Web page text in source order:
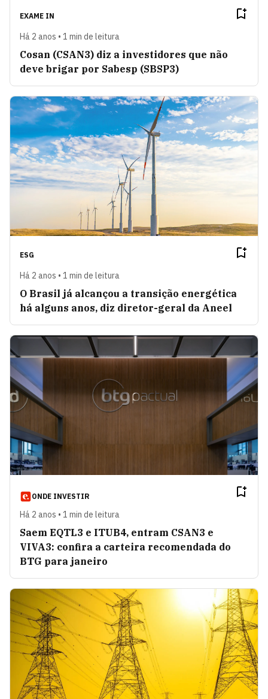
EXAME IN
Há 2 anos • 1 min de leitura
Cosan (CSAN3) diz a investidores que não
deve brigar por Sabesp (SBSP3)
ESG
Há 2 anos • 1 min de leitura
O Brasil já alcançou a transição energética
há alguns anos, diz diretor-geral da Aneel
ONDE INVESTIR
Há 2 anos • 1 min de leitura
Saem EQTL3 e ITUB4, entram CSAN3 e
VIVA3: confira a carteira recomendada do
BTG para janeiro